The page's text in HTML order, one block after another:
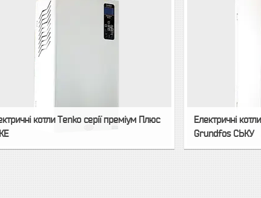
котли Tenko серії преміум Плюс
Електричні
Grundfos СЬКУ